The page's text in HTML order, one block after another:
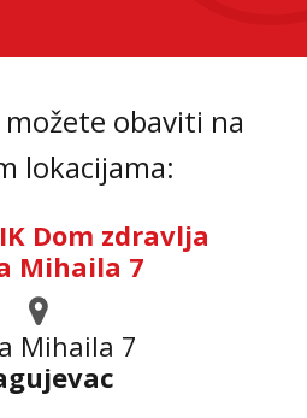
obaviti na
lokacijama:
Dom zdravlja
Mihaila 7
Mihaila 7